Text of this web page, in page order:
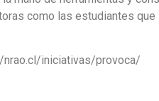
como las estudiantes que
nrao.cl/iniciativas/provoca/